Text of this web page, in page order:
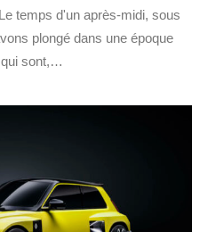
temps d'un après-midi, sous
plongé dans une époque
qui sont,…